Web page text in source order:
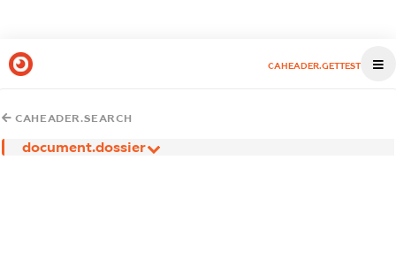
CAHEADER.GETTEST
CAHEADER.SEARCH
document.dossier